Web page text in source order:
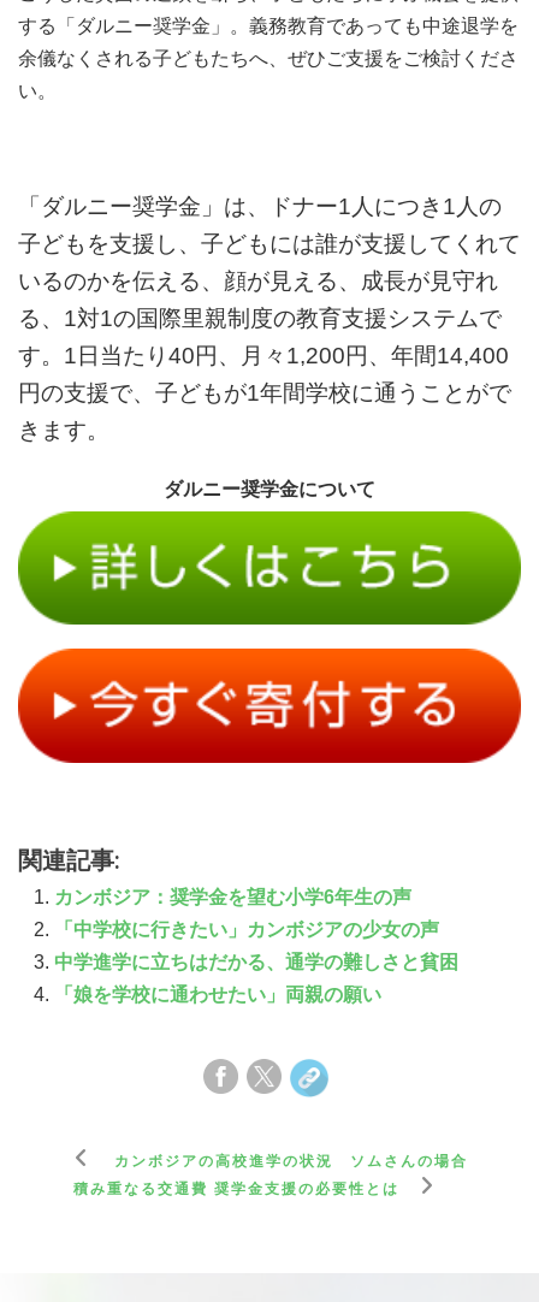
する「ダルニー奨学金」。義務教育であっても中途退学を
余儀なくされる子どもたちへ、ぜひご支援をご検討くださ
い。
「ダルニー奨学金」は、ドナー1人につき1人の
子どもを支援し、子どもには誰が支援してくれて
いるのかを伝える、顔が見える、成長が見守れ
る、1対1の国際里親制度の教育支援システムで
す。1日当たり40円、月々1,200円、年間14,400
円の支援で、子どもが1年間学校に通うことがで
きます。
ダルニー奨学金について
関連記事:
カンボジア：奨学金を望む小学6年生の声
「中学校に行きたい」カンボジアの少女の声
中学進学に立ちはだかる、通学の難しさと貧困
「娘を学校に通わせたい」両親の願い
カンボジアの高校進学の状況 ソムさんの場合
積み重なる交通費 奨学金支援の必要性とは